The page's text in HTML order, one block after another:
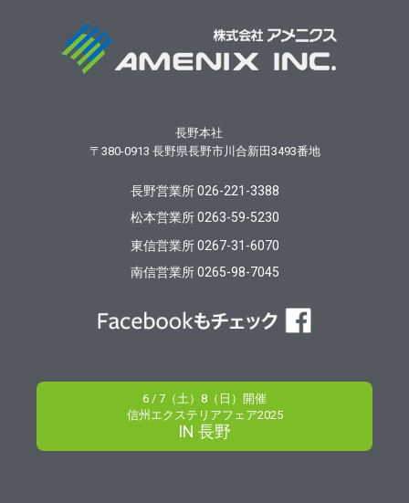
長野本社
〒380-0913 長野県長野市川合新田3493番地
長野営業所 026-221-3388
松本営業所 0263-59-5230
東信営業所 0267-31-6070
南信営業所 0265-98-7045
6 / 7（土）8（日）開催
信州エクステリアフェア2025
IN 長野